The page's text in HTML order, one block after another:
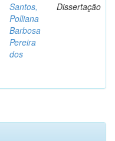
Santos,
Polliana
Barbosa
Pereira
dos
Dissertação